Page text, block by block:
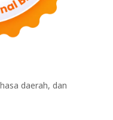
daerah, dan